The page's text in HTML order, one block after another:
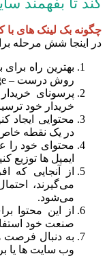
چگونه بک لینک های با
در اینجا شش مرحله
بهترین راه
روش درست – brightedge
پرسونای
خریدار خود
محتوایی
در یک نقطه خاص
محتوای خود را
ایمیل ها توزیع
از آنجایی که
می‌گیرند،
می‌شود.
از این محتوا
صنعت خود
به دنبال فرصت
وب سایت ها یا